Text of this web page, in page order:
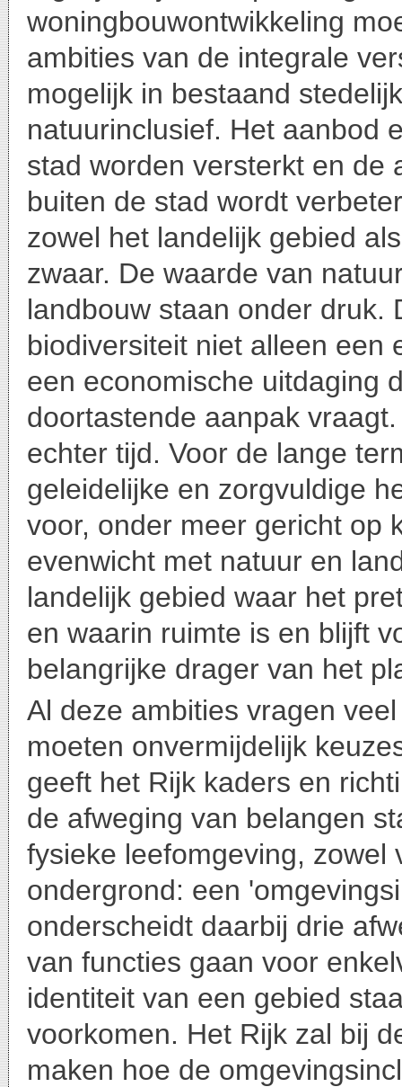
woningbouwontwikkeling
ambities van de integrale
mogelijk in bestaand
natuurinclusief. Het aanbod
stad worden versterkt en de
buiten de stad wordt
zowel het landelijk gebied
zwaar. De waarde van
landbouw staan onder druk.
biodiversiteit niet alleen een
een economische uitdaging
doortastende aanpak
echter tijd. Voor de lange
geleidelijke en zorgvuldige
voor, onder meer gericht op
evenwicht met natuur en
landelijk gebied waar het
en waarin ruimte is en blijft
belangrijke drager van het
Al deze ambities vragen
moeten onvermijdelijk
geeft het Rijk kaders en
de afweging van belangen
fysieke leefomgeving, zowel
ondergrond: een
onderscheidt daarbij drie
van functies gaan voor
identiteit van een gebied
voorkomen. Het Rijk zal bij
maken hoe de